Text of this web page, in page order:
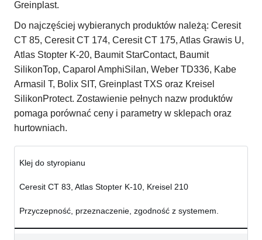
Greinplast.
Do najczęściej wybieranych produktów należą: Ceresit
CT 85, Ceresit CT 174, Ceresit CT 175, Atlas Grawis U,
Atlas Stopter K-20, Baumit StarContact, Baumit
SilikonTop, Caparol AmphiSilan, Weber TD336, Kabe
Armasil T, Bolix SIT, Greinplast TXS oraz Kreisel
SilikonProtect. Zostawienie pełnych nazw produktów
pomaga porównać ceny i parametry w sklepach oraz
hurtowniach.
Klej do styropianu
Ceresit CT 83, Atlas Stopter K-10, Kreisel 210
Przyczepność, przeznaczenie, zgodność z systemem.